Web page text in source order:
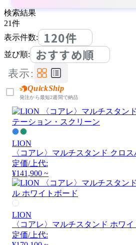
検索結果
21件
表示件数:
120件
並び順: おすすめ順
表示:
QuickShip
発注から最短2週間で納品
LION
〈コアレ〉マルチスタンド クロ
定価/上代:
¥141,900 ~
LION
〈コアレ〉マルチスタンド ホワ
定価/上代: